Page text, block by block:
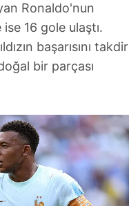
Ronaldo'nun
16 gole ulaştı.
başarısını takdir
bir parçası